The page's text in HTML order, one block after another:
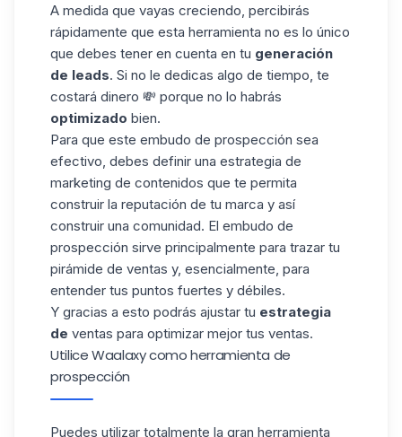
A medida que vayas creciendo, percibirás
rápidamente que esta herramienta no es lo único
que debes tener en cuenta en tu generación
de leads. Si no le dedicas algo de tiempo, te
costará dinero 💸 porque no lo habrás
optimizado bien.
Para que este embudo de prospección sea
efectivo, debes definir una estrategia de
marketing de contenidos que te permita
construir la reputación de tu marca y así
construir una comunidad. El embudo de
prospección sirve principalmente para trazar tu
pirámide de ventas y, esencialmente, para
entender tus puntos fuertes y débiles.
Y gracias a esto podrás ajustar tu estrategia
de ventas para optimizar mejor tus ventas.
Utilice Waalaxy como herramienta de
prospección
Puedes utilizar totalmente la gran herramienta